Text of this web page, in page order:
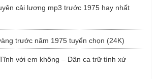
cải lương mp3 trước 1975 hay nhất
trước năm 1975 tuyển chọn (24K)
với em không – Dân ca trữ tình xứ